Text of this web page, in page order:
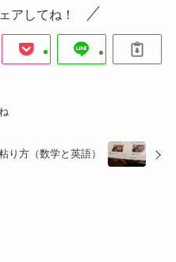
アしてね！
り方（数学と英語）